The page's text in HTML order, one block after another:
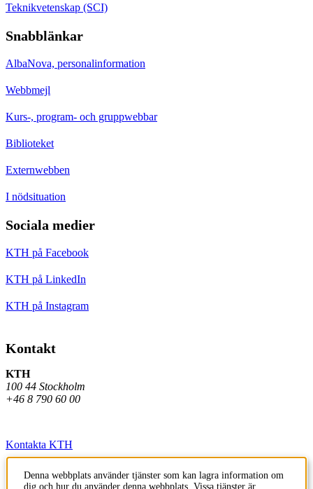
Teknikvetenskap (SCI)
Snabblänkar
AlbaNova, personalinformation
Webbmejl
Kurs-, program- och gruppwebbar
Biblioteket
Externwebben
I nödsituation
Sociala medier
KTH på Facebook
KTH på LinkedIn
KTH på Instagram
Kontakt
KTH
100 44 Stockholm
+46 8 790 60 00
Kontakta KTH
Jobba på KTH
Denna webbplats använder tjänster som kan lagra information om
dig och hur du använder denna webbplats. Vissa tjänster är